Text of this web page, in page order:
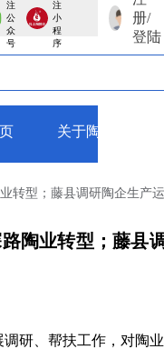
注
公
众
号
注
小
程
序
册/
登陆
关于陶博会
转型；藤县调研陶企生产
陶业转型；藤县
研、帮扶工作，对陶